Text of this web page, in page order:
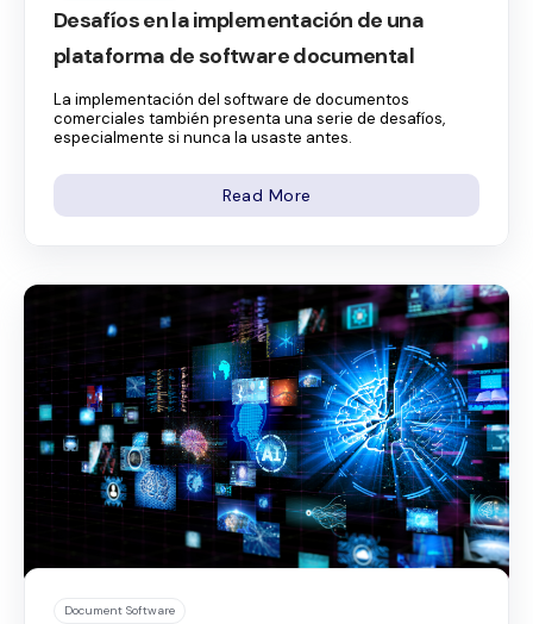
Desafíos en la implementación de una
plataforma de software documental
La implementación del software de documentos
comerciales también presenta una serie de desafíos,
especialmente si nunca la usaste antes.
Read More
Document Software